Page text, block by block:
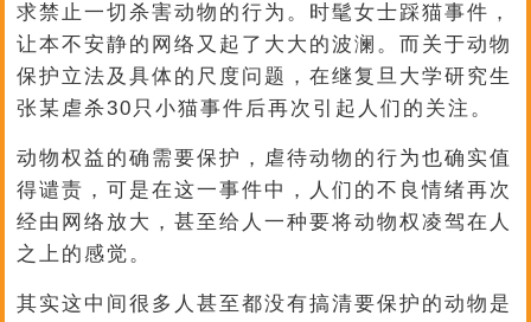
求禁止一切杀害动物的行为。时髦女士踩猫事件，
让本不安静的网络又起了大大的波澜。而关于动物
保护立法及具体的尺度问题，在继复旦大学研究生
张某虐杀30只小猫事件后再次引起人们的关注。
动物权益的确需要保护，虐待动物的行为也确实值
得谴责，可是在这一事件中，人们的不良情绪再次
经由网络放大，甚至给人一种要将动物权凌驾在人
之上的感觉。
其实这中间很多人甚至都没有搞清要保护的动物是